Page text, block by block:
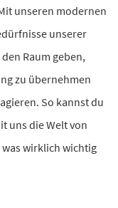
unseren modernen
unserer
Raum geben,
zu übernehmen
So kannst du
uns die Welt von
wirklich wichtig